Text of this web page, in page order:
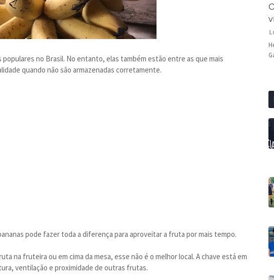
populares no Brasil. No entanto, elas também estão entre as que mais
quando não são armazenadas corretamente.
pode fazer toda a diferença para aproveitar a fruta por mais tempo.
na fruteira ou em cima da mesa, esse não é o melhor local. A chave está em
ventilação e proximidade de outras frutas.